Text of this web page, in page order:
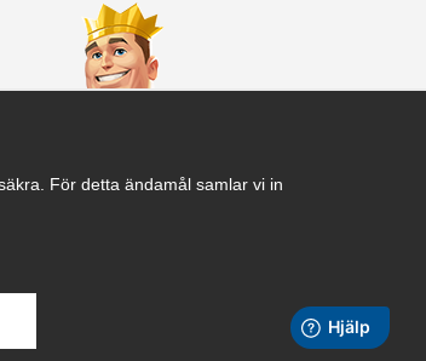
För detta ändamål samlar vi in